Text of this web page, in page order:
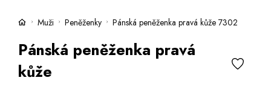
Muži Peněženky Pánská peněženka pravá kůže 7302
Pánská peněženka pravá
kůže